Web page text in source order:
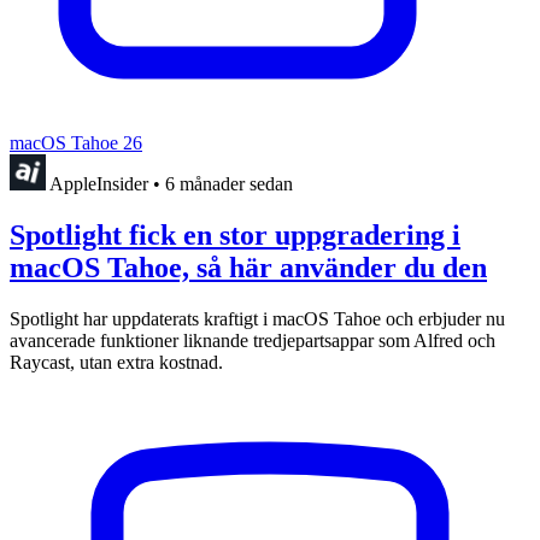
macOS Tahoe 26
AppleInsider • 6 månader sedan
Spotlight fick en stor uppgradering i
macOS Tahoe, så här använder du den
Spotlight har uppdaterats kraftigt i macOS Tahoe och erbjuder nu
avancerade funktioner liknande tredjepartsappar som Alfred och
Raycast, utan extra kostnad.